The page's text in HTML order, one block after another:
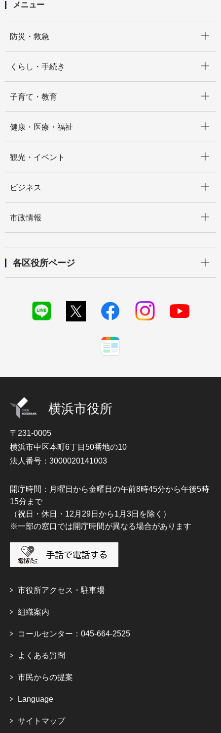
メニュー
防災・救急
くらし・手続き
子育て・教育
健康・医療・福祉
観光・イベント
ビジネス
市政情報
各区役所ページ
横浜市役所
〒231-0005
横浜市中区本町6丁目50番地の10
法人番号：3000020141003
開庁時間：月曜日から金曜日の午前8時45分から午後5時
15分まで
（祝日・休日・12月29日から1月3日を除く）
※一部の窓口では開庁時間が異なる場合があります
市役所アクセス・駐車場
組織案内
コールセンター：045-664-2525
よくある質問
市民からの提案
Language
サイトマップ